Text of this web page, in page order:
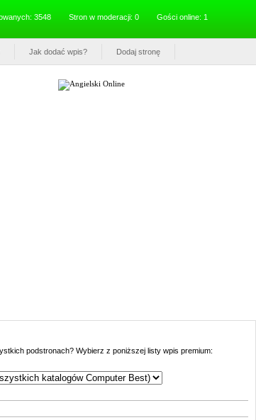
3548 Stron w moderacji: 0 Gości online: 1
Jak dodać wpis? Dodaj stronę
podstronach? Wybierz z poniższej listy wpis premium: